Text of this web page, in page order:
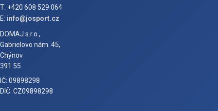
T: +420 608 529 064
E: info@josport.cz
DOMAJ s.r.o.,
Gabrielovo nám. 45,
Chýnov
391 55
IČ: 09898298
DIČ: CZ09898298